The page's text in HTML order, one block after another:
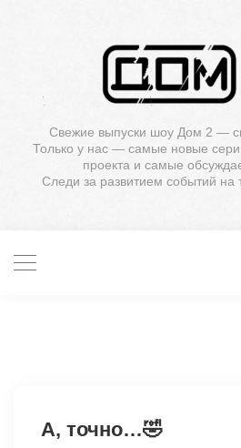
Свежие выпуски шоу Дом 2 —
Только у нас — самые новые
проекта и самые
Следи за развитием событий на
А, точно…🤣